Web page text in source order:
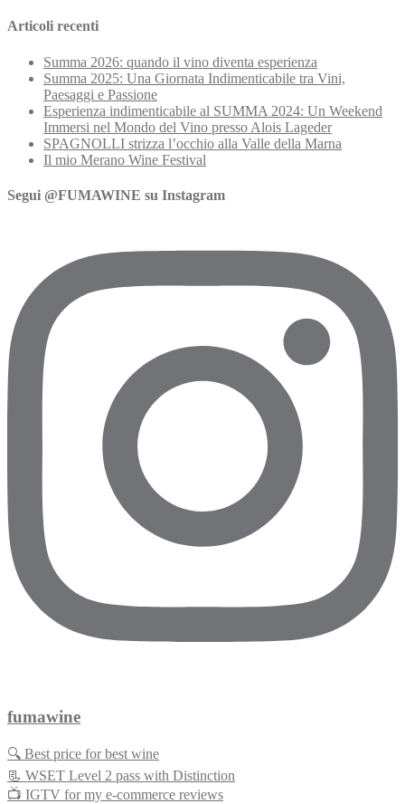
Articoli recenti
Summa 2026: quando il vino diventa esperienza
Summa 2025: Una Giornata Indimenticabile tra Vini,
Paesaggi e Passione
Esperienza indimenticabile al SUMMA 2024: Un Weekend
Immersi nel Mondo del Vino presso Alois Lageder
SPAGNOLLI strizza l’occhio alla Valle della Marna
Il mio Merano Wine Festival
Segui @FUMAWINE su Instagram
fumawine
🔍 Best price for best wine
📃 WSET Level 2 pass with Distinction
📺 IGTV for my e-commerce reviews